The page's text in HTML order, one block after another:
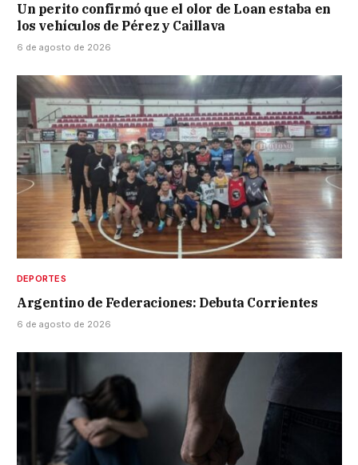
Un perito confirmó que el olor de Loan estaba en
los vehículos de Pérez y Caillava
6 de agosto de 2026
DEPORTES
Argentino de Federaciones: Debuta Corrientes
6 de agosto de 2026